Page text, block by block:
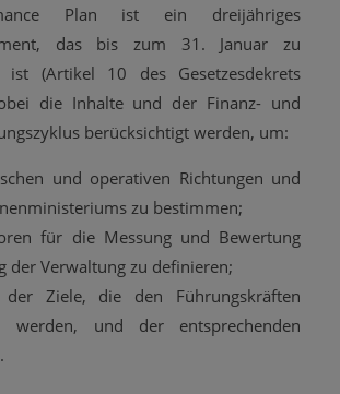
Plan ist ein dreijähriges
das bis zum 31. Januar zu
ist (Artikel 10 des Gesetzesdekrets
die Inhalte und der Finanz- und
berücksichtigt werden, um:
und operativen Richtungen und
zu bestimmen;
für die Messung und Bewertung
der Verwaltung zu definieren;
der Ziele, die den Führungskräften
werden, und der entsprechenden